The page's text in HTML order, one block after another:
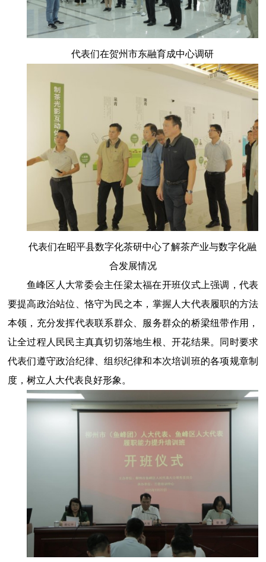
代表们在贺州市东融育成中心调研
代表们在昭平县数字化茶研中心了解茶产业与数字化融
合发展情况
鱼峰区人大常委会主任梁太福在开班仪式上强调， 代表
要提高政治站位、恪守为民之本，掌握人大代表履职的方法
本领，充分发挥代表联系群众、服务群众的桥梁纽带作用，
让全过程人民民主真真切切落地生根、开花结果。同时要求
代表们遵守政治纪律、组织纪律和本次培训班的各项规章制
度，树立人大代表良好形象。